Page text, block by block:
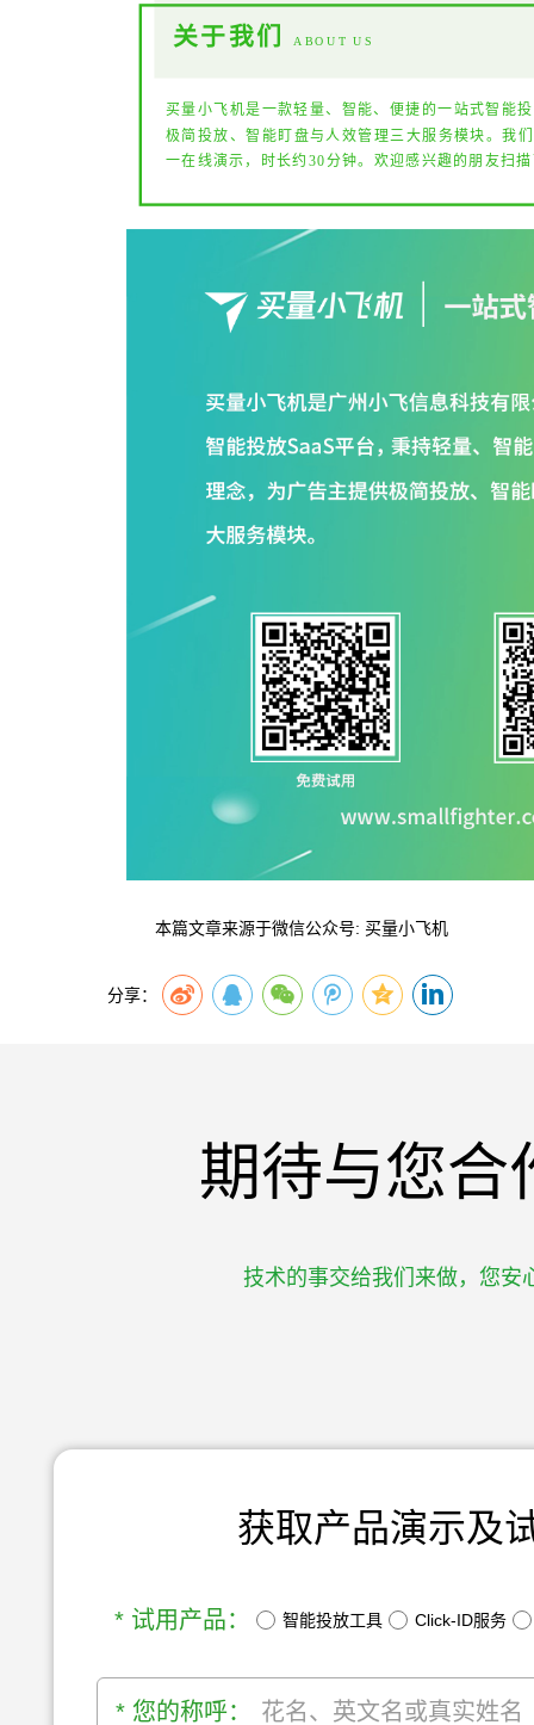
关于我们ABOUT US
买量小飞机是一款轻量、智能、便捷的一站式智能
极简投放、智能盯盘与人效管理三大服务模块。我
一在线演示，时长约30分钟。欢迎感兴趣的朋友扫
本篇文章来源于微信公众号: 买量小飞机
分享：
期待与您合
技术的事交给我们来做，您安
获取产品演示及
* 试用产品： 智能投放工具 Click-ID服务
* 您的称呼：